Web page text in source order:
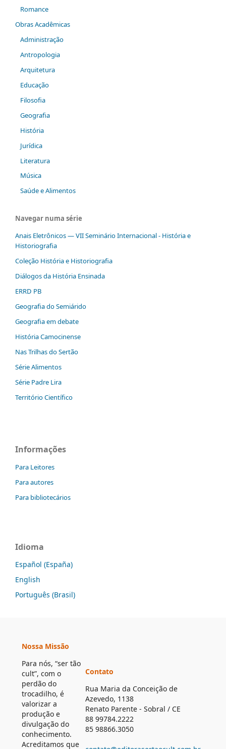
Romance
Obras Acadêmicas
Administração
Antropologia
Arquitetura
Educação
Filosofia
Geografia
História
Jurídica
Literatura
Música
Saúde e Alimentos
Navegar numa série
Anais Eletrônicos — VII Seminário Internacional - História e
Historiografia
Coleção História e Historiografia
Diálogos da História Ensinada
ERRD PB
Geografia do Semiárido
Geografia em debate
História Camocinense
Nas Trilhas do Sertão
Série Alimentos
Série Padre Lira
Território Científico
Informações
Para Leitores
Para autores
Para bibliotecários
Idioma
Español (España)
English
Português (Brasil)
Nossa Missão
Para nós, “ser tão
cult”, com o
perdão do
trocadilho, é
valorizar a
produção e
divulgação do
conhecimento.
Acreditamos que
Contato
Rua Maria da Conceição de
Azevedo, 1138
Renato Parente - Sobral / CE
88 99784.2222
85 98866.3050